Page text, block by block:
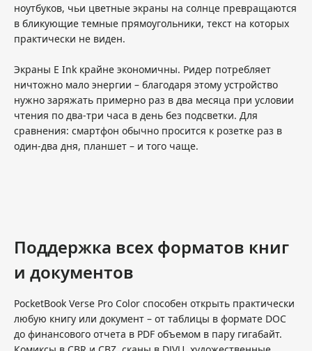
ноутбуков, чьи цветные экраны на солнце превращаются
в бликующие темные прямоугольники, текст на которых
практически не виден.
Экраны E Ink крайне экономичны. Ридер потребляет
ничтожно мало энергии – благодаря этому устройство
нужно заряжать примерно раз в два месяца при условии
чтения по два-три часа в день без подсветки. Для
сравнения: смартфон обычно просится к розетке раз в
один-два дня, планшет – и того чаще.
Поддержка всех форматов книг
и документов
PocketBook Verse Pro Color способен открыть практически
любую книгу или документ – от таблицы в формате DOC
до финансового отчета в PDF объемом в пару гигабайт.